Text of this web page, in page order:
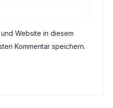
Website in diesem
Kommentar speichern.